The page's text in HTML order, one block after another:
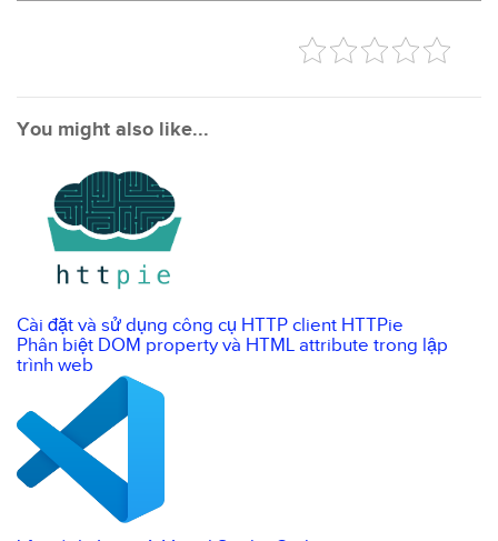
You might also like...
Cài đặt và sử dụng công cụ HTTP client HTTPie
Phân biệt DOM property và HTML attribute trong lập
trình web